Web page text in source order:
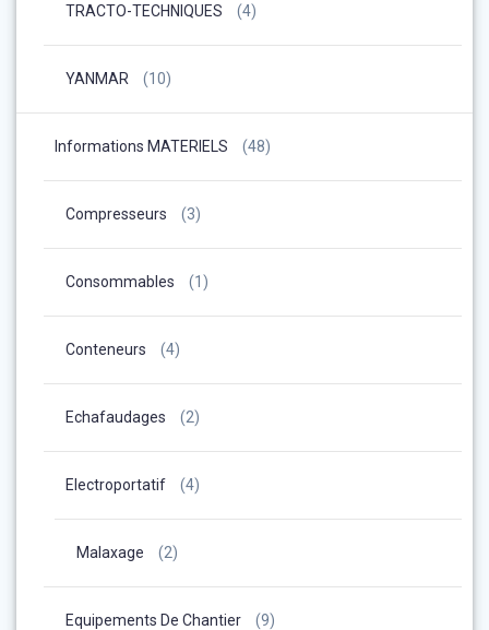
TRACTO-TECHNIQUES (4)
YANMAR (10)
Informations MATERIELS (48)
Compresseurs (3)
Consommables (1)
Conteneurs (4)
Echafaudages (2)
Electroportatif (4)
Malaxage (2)
Equipements De Chantier (9)